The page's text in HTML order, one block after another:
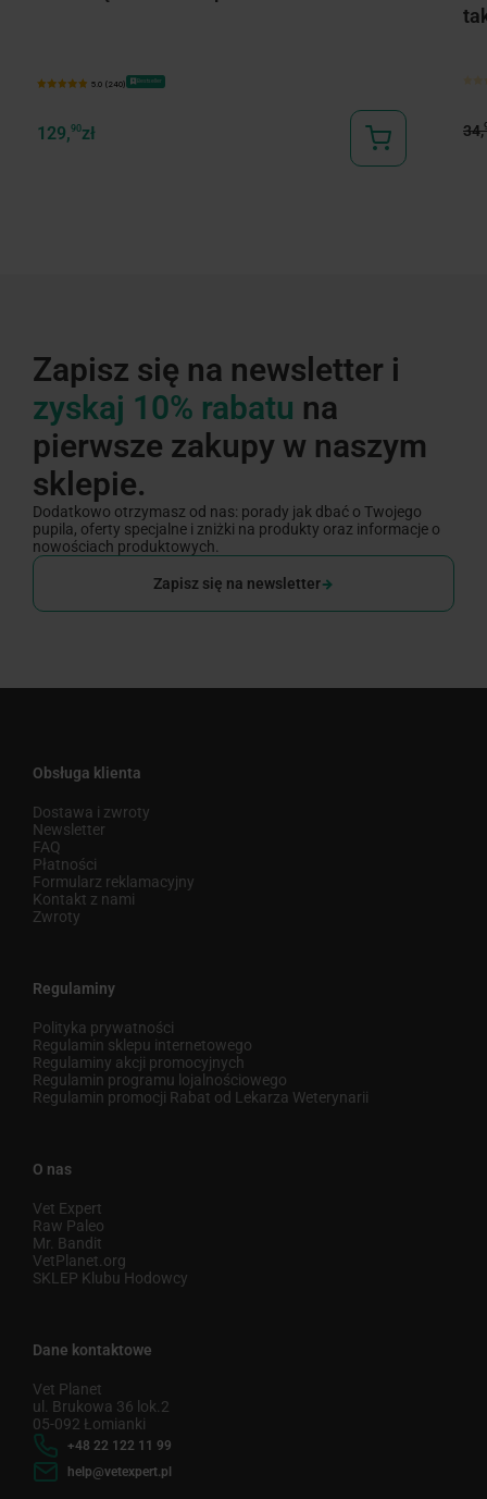
5.0 (240) Bestseller
129,90zł 34,
Zapisz się na newsletter i
zyskaj 10% rabatu na
pierwsze zakupy w naszym
sklepie.
Dodatkowo otrzymasz od nas: porady jak dbać o Twojego
pupila, oferty specjalne i zniżki na produkty oraz informacje o
nowościach produktowych.
Zapisz się na newsletter
Obsługa klienta
Dostawa i zwroty
Newsletter
FAQ
Płatności
Formularz reklamacyjny
Kontakt z nami
Zwroty
Regulaminy
Polityka prywatności
Regulamin sklepu internetowego
Regulaminy akcji promocyjnych
Regulamin programu lojalnościowego
Regulamin promocji Rabat od Lekarza Weterynarii
O nas
Vet Expert
Raw Paleo
Mr. Bandit
VetPlanet.org
SKLEP Klubu Hodowcy
Dane kontaktowe
Vet Planet
ul. Brukowa 36 lok.2
05-092 Łomianki
+48 22 122 11 99
help@vetexpert.pl